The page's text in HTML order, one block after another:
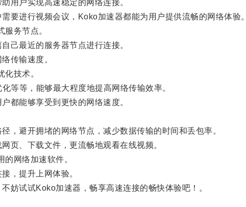
户实现高速稳定的网络连接。
进行视频会议，Koko加速器都能为用户提供流畅的网络体验。
务节点。
最近的服务器节点进行连接。
传输速度。
技术。
等，能够最大程度地提高网络传输效率。
能够享受到更快的网络速度。
避开拥堵的网络节点，减少数据传输的时间和丢包率。
、下载文件，更流畅地观看在线视频。
网络加速软件。
，提升上网体验。
试试Koko加速器，畅享高速连接的畅快体验吧！。